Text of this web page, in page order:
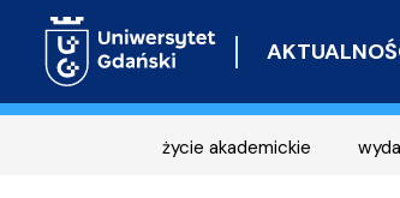
życie akademickie